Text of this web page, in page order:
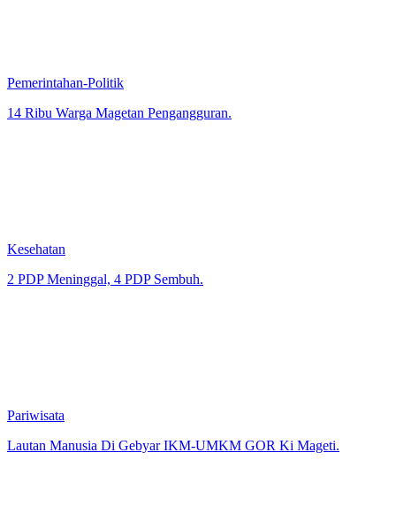
Pemerintahan-Politik
14 Ribu Warga Magetan Pengangguran.
Kesehatan
2 PDP Meninggal, 4 PDP Sembuh.
Pariwisata
Lautan Manusia Di Gebyar IKM-UMKM GOR Ki Mageti.